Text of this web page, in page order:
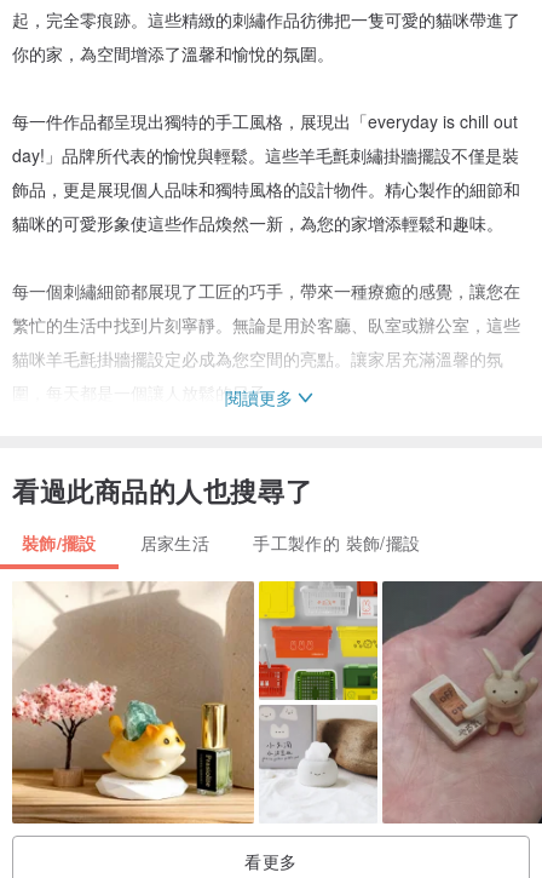
起，完全零痕跡。這些精緻的刺繡作品彷彿把一隻可愛的貓咪帶進了
你的家，為空間增添了溫馨和愉悅的氛圍。
每一件作品都呈現出獨特的手工風格，展現出「everyday is chill out
day!」品牌所代表的愉悅與輕鬆。這些羊毛氈刺繡掛牆擺設不僅是裝
飾品，更是展現個人品味和獨特風格的設計物件。精心製作的細節和
貓咪的可愛形象使這些作品煥然一新，為您的家增添輕鬆和趣味。
每一個刺繡細節都展現了工匠的巧手，帶來一種療癒的感覺，讓您在
繁忙的生活中找到片刻寧靜。無論是用於客廳、臥室或辦公室，這些
貓咪羊毛氈掛牆擺設定必成為您空間的亮點。讓家居充滿溫馨的氛
圍，每天都是一個讓人放鬆的日子。
閱讀更多
看過此商品的人也搜尋了
裝飾/擺設 居家生活 手工製作的 裝飾/擺設
看更多